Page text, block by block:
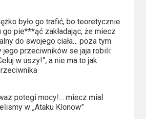
było go trafić, bo teoretycznie
pie***ąć zakładając, że miecz
do swojego ciała… poza tym
przeciwników se jaja robili:
w uszy!”, a nie ma to jak
potegi mocy!… miecz mial
w „Ataku Klonow”